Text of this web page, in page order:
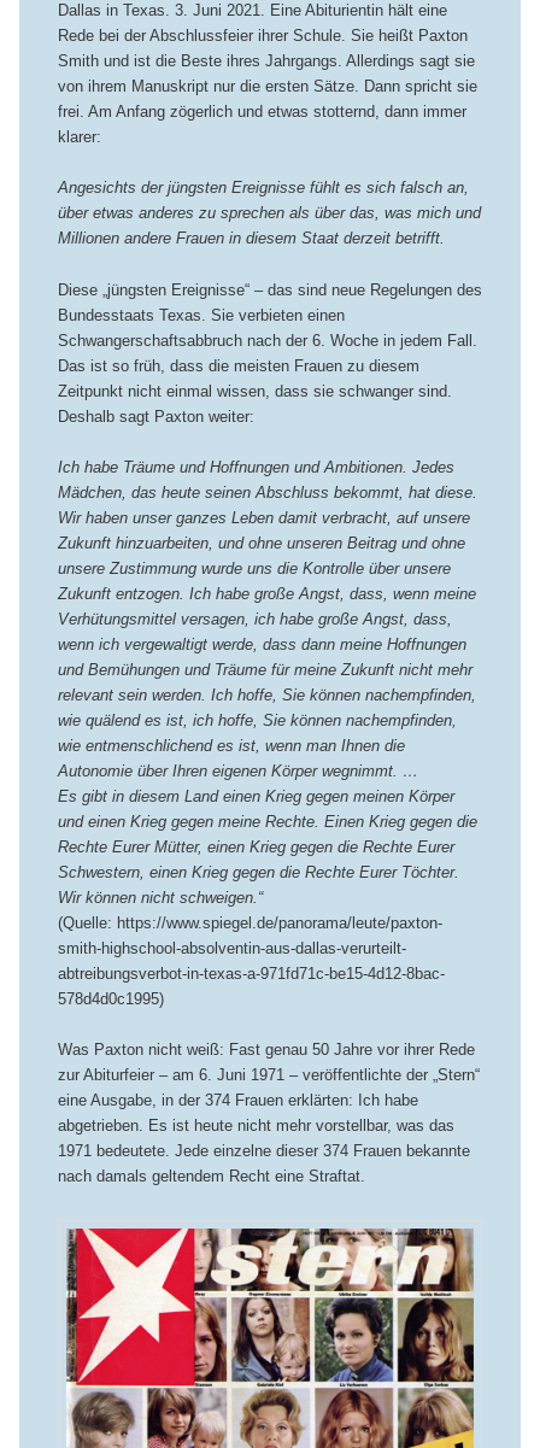
Dallas in Texas. 3. Juni 2021. Eine Abiturientin hält eine
Rede bei der Abschlussfeier ihrer Schule. Sie heißt Paxton
Smith und ist die Beste ihres Jahrgangs. Allerdings sagt sie
von ihrem Manuskript nur die ersten Sätze. Dann spricht sie
frei. Am Anfang zögerlich und etwas stotternd, dann immer
klarer:
Angesichts der jüngsten Ereignisse fühlt es sich falsch an,
über etwas anderes zu sprechen als über das, was mich und
Millionen andere Frauen in diesem Staat derzeit betrifft.
Diese „jüngsten Ereignisse“ – das sind neue Regelungen des
Bundesstaats Texas. Sie verbieten einen
Schwangerschaftsabbruch nach der 6. Woche in jedem Fall.
Das ist so früh, dass die meisten Frauen zu diesem
Zeitpunkt nicht einmal wissen, dass sie schwanger sind.
Deshalb sagt Paxton weiter:
Ich habe Träume und Hoffnungen und Ambitionen. Jedes
Mädchen, das heute seinen Abschluss bekommt, hat diese.
Wir haben unser ganzes Leben damit verbracht, auf unsere
Zukunft hinzuarbeiten, und ohne unseren Beitrag und ohne
unsere Zustimmung wurde uns die Kontrolle über unsere
Zukunft entzogen. Ich habe große Angst, dass, wenn meine
Verhütungsmittel versagen, ich habe große Angst, dass,
wenn ich vergewaltigt werde, dass dann meine Hoffnungen
und Bemühungen und Träume für meine Zukunft nicht mehr
relevant sein werden. Ich hoffe, Sie können nachempfinden,
wie quälend es ist, ich hoffe, Sie können nachempfinden,
wie entmenschlichend es ist, wenn man Ihnen die
Autonomie über Ihren eigenen Körper wegnimmt. …
Es gibt in diesem Land einen Krieg gegen meinen Körper
und einen Krieg gegen meine Rechte. Einen Krieg gegen die
Rechte Eurer Mütter, einen Krieg gegen die Rechte Eurer
Schwestern, einen Krieg gegen die Rechte Eurer Töchter.
Wir können nicht schweigen.“
(Quelle: https://www.spiegel.de/panorama/leute/paxton-
smith-highschool-absolventin-aus-dallas-verurteilt-
abtreibungsverbot-in-texas-a-971fd71c-be15-4d12-8bac-
578d4d0c1995)
Was Paxton nicht weiß: Fast genau 50 Jahre vor ihrer Rede
zur Abiturfeier – am 6. Juni 1971 – veröffentlichte der „Stern“
eine Ausgabe, in der 374 Frauen erklärten: Ich habe
abgetrieben. Es ist heute nicht mehr vorstellbar, was das
1971 bedeutete. Jede einzelne dieser 374 Frauen bekannte
nach damals geltendem Recht eine Straftat.